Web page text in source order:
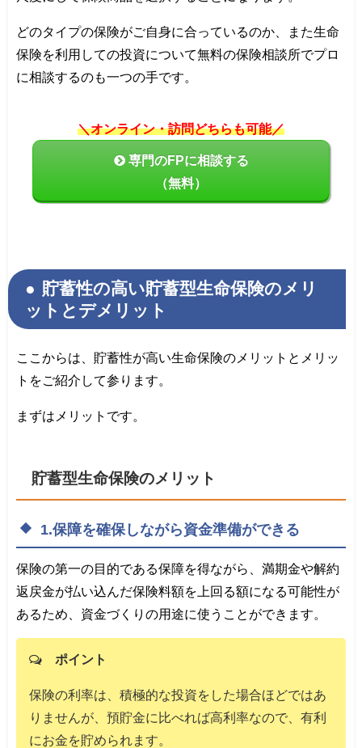
どのタイプの保険がご自身に合っているのか、また生命
保険を利用しての投資について無料の保険相談所でプロ
に相談するのも一つの手です。
＼オンライン・訪問どちらも可能／
専門のFPに相談する
（無料）
貯蓄性の高い貯蓄型生命保険のメリ
ットとデメリット
ここからは、貯蓄性が高い生命保険のメリットとメリッ
トをご紹介して参ります。
まずはメリットです。
貯蓄型生命保険のメリット
1.保障を確保しながら資金準備ができる
保険の第一の目的である保障を得ながら、満期金や解約
返戻金が払い込んだ保険料額を上回る額になる可能性が
あるため、資金づくりの用途に使うことができます。
ポイント
保険の利率は、積極的な投資をした場合ほどではあ
りませんが、預貯金に比べれば高利率なので、有利
にお金を貯められます。